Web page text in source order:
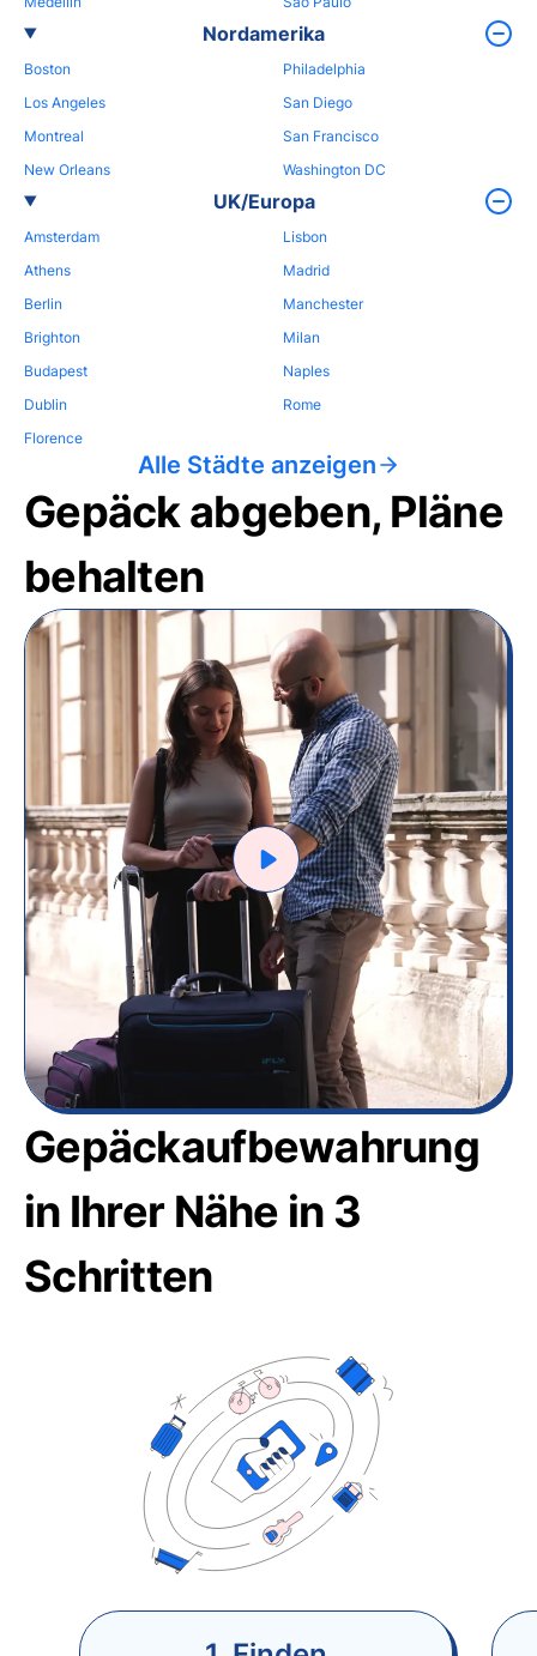
Nordamerika
Boston
Los Angeles
Montreal
New Orleans
Philadelphia
San Diego
San Francisco
Washington DC
UK/Europa
Amsterdam
Athens
Berlin
Brighton
Budapest
Dublin
Florence
Lisbon
Madrid
Manchester
Milan
Naples
Rome
Alle Städte anzeigen
Gepäck abgeben, Pläne
behalten
Gepäckaufbewahrung
in Ihrer Nähe in 3
Schritten